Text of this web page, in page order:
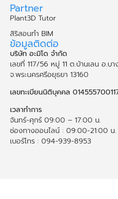
Partner
Plant3D Tutor
สิริสอนทำ BIM
ข้อมูลติดต่อ
บริษัท อะมิโด จำกัด
เลขที่ 117/56 หมู่ 11 ต.บ้านเลน อ.บา
จ.พระนคร​ศรี​อยุธยา​ 13160
เลขทะเบียนนิติบุคคล
เวลาทำการ
จันทร์-ศุกร์ 09:00 – 17:00 น.
ช่องทางออนไลน์ : 09:00-21:00 น.
เบอร์โทร : 094-939-8953